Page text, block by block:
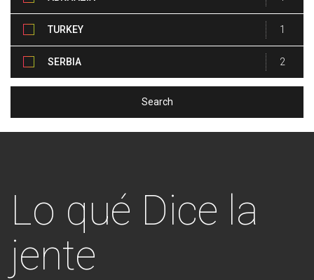
TURKEY 1
SERBIA 2
Lo qué Dice la
jente